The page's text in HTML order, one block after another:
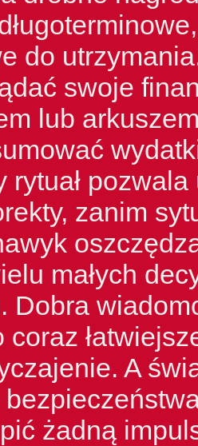
do
swoje
lub
rytuał
zanim
małych
Dobra
coraz
A
żadną